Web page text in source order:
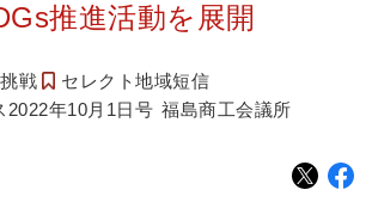
推進活動を展開
戦
セレクト地域短信
2022年10月1日号 福島商工会議所